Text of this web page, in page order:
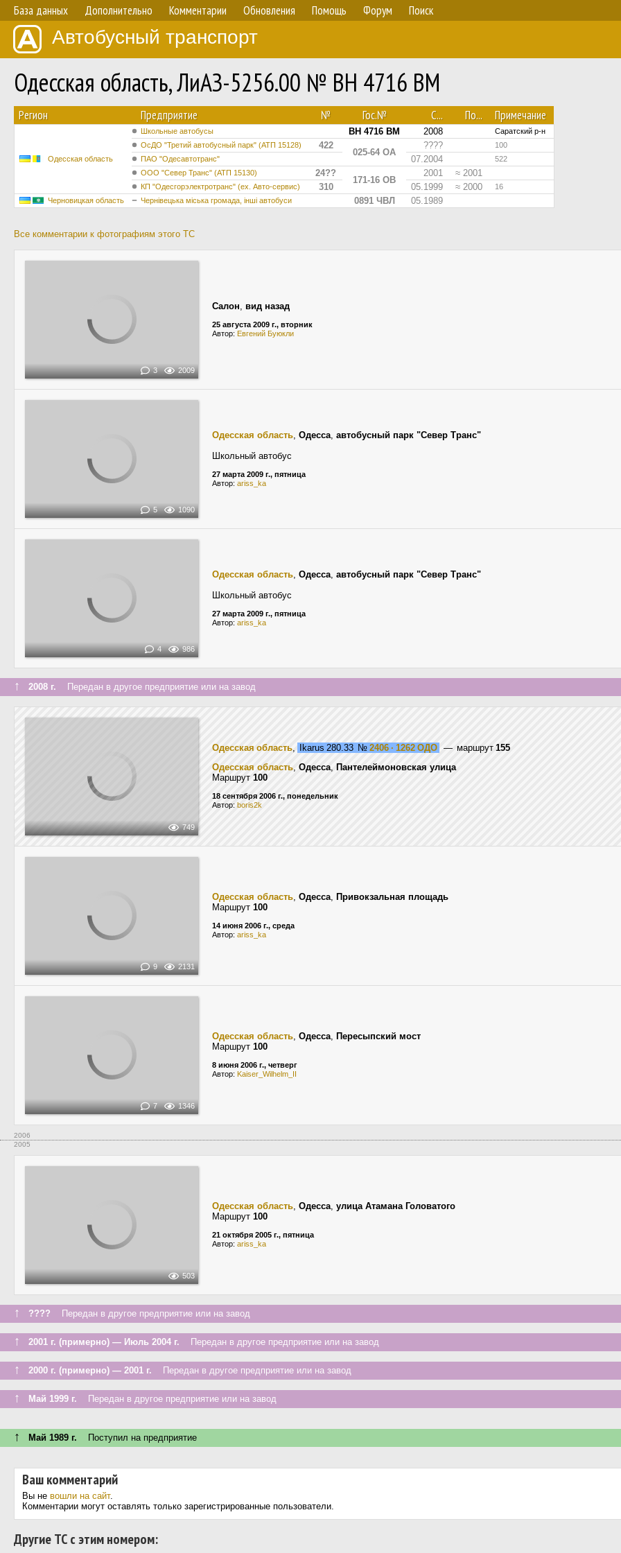
База данных Дополнительно Комментарии Обновления Помощь Форум Поиск
Автобусный транспорт
Одесская область, ЛиАЗ-5256.00 № BH 4716 BM
Регион Предприятие № Гос.№ С... По... Примечание
Одесская область
Школьные автобусы BH 4716 BM 2008
Саратский р-н
ОсДО "Третий автобусный парк" (АТП 15128)
422
025-64 ОА
????
100
ПАО "Одесавтотранс"
07.2004
522
ООО "Север Транс" (АТП 15130)
24??
171-16 ОВ
2001 ≈ 2001
КП "Одесгорэлектротранс" (ех. Авто-сервис) 310 05.1999 ≈ 2000
16
Черновицкая область
Чернівецька міська громада, інші автобуси 0891 ЧВЛ 05.1989
Все комментарии к фотографиям этого ТС
3 2009
Салон, вид назад
25 августа 2009 г., вторник
Автор: Евгений Буюкли
5 1090
Одесская область, Одесса, автобусный парк "Север Транс"
Школьный автобус
27 марта 2009 г., пятница
Автор: ariss_ka
4 986
Одесская область, Одесса, автобусный парк "Север Транс"
Школьный автобус
27 марта 2009 г., пятница
Автор: ariss_ka
↑ 2008 г. Передан в другое предприятие или на завод
749
Одесская область, Ikarus 280.33 № 2406 · 1262 ОДО — маршрут 155
Одесская область, Одесса, Пантелеймоновская улица
Маршрут 100
18 сентября 2006 г., понедельник
Автор: boris2k
9 2131
Одесская область, Одесса, Привокзальная площадь
Маршрут 100
14 июня 2006 г., среда
Автор: ariss_ka
7 1346
Одесская область, Одесса, Пересыпский мост
Маршрут 100
8 июня 2006 г., четверг
Автор: Kaiser_Wilhelm_II
2006
2005
503
Одесская область, Одесса, улица Атамана Головатого
Маршрут 100
21 октября 2005 г., пятница
Автор: ariss_ka
↑ ???? Передан в другое предприятие или на завод
↑ 2001 г. (примерно) — Июль 2004 г. Передан в другое предприятие или на завод
↑ 2000 г. (примерно) — 2001 г. Передан в другое предприятие или на завод
↑ Май 1999 г. Передан в другое предприятие или на завод
↑ Май 1989 г. Поступил на предприятие
Ваш комментарий
Вы не вошли на сайт.
Комментарии могут оставлять только зарегистрированные пользователи.
Другие ТС с этим номером: